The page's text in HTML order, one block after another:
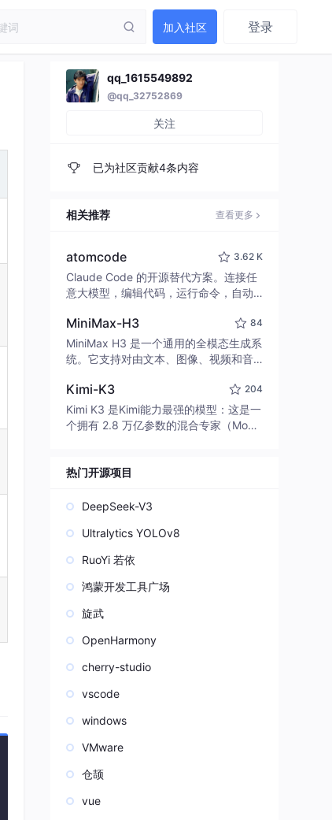
加入社区 登录
qq_1615549892
@qq_32752869
关注
已为社区贡献4条内容
相关推荐 查看更多
atomcode 3.62 K
Claude Code 的开源替代方案。连接任
意大模型，编辑代码，运行命令，自动
致性能。 ｜ An open-source alternativ
e to Claude Code. Connect any LLM,
edit code, run commands, and verify
MiniMax-H3 84
MiniMax H3 是一个通用的全模态生成系
统。它支持对由文本、图像、视频和音
并能生成分辨率高达 2K、时长可达 15
秒的带原生立体声音频的视频。得益于
面向任务泛化的系统设计，H3 在预训练
模态指令。
Kimi-K3 204
Kimi K3 是Kimi能力最强的模型：这是一
个拥有 2.8 万亿参数的混合专家（Mo
热门开源项目
DeepSeek-V3
Ultralytics YOLOv8
RuoYi 若依
鸿蒙开发工具广场
旋武
OpenHarmony
cherry-studio
vscode
windows
VMware
仓颉
vue